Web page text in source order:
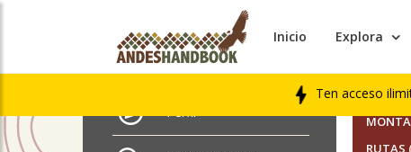
Inicio Explora
Ten acceso
Edison Acuña
Perfil
AMIGOS
RUTAS